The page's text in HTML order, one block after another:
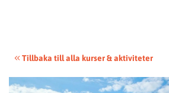
Tillbaka till alla kurser & aktiviteter